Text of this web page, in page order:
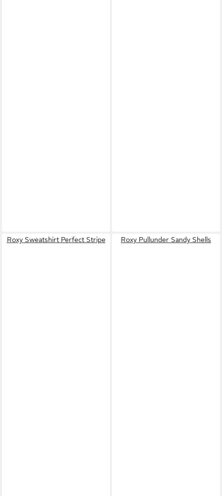
Roxy Sweatshirt Perfect Stripe Roxy Pullunder Sandy Shells